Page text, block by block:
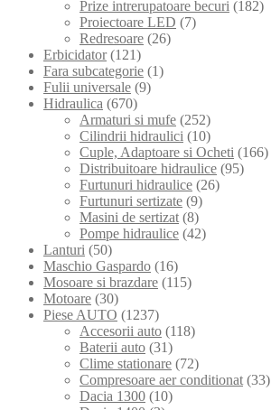
Prize intrerupatoare becuri (182)
Proiectoare LED (7)
Redresoare (26)
Erbicidator (121)
Fara subcategorie (1)
Fulii universale (9)
Hidraulica (670)
Armaturi si mufe (252)
Cilindrii hidraulici (10)
Cuple, Adaptoare si Ocheti (166)
Distribuitoare hidraulice (95)
Furtunuri hidraulice (26)
Furtunuri sertizate (9)
Masini de sertizat (8)
Pompe hidraulice (42)
Lanturi (50)
Maschio Gaspardo (16)
Mosoare si brazdare (115)
Motoare (30)
Piese AUTO (1237)
Accesorii auto (118)
Baterii auto (31)
Clime stationare (72)
Compresoare aer conditionat (33)
Dacia 1300 (10)